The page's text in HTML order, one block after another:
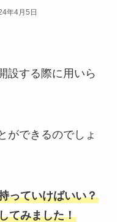
年4月5日
設する際に用いら
ができるのでしょ
っていけばいい？
てみました！